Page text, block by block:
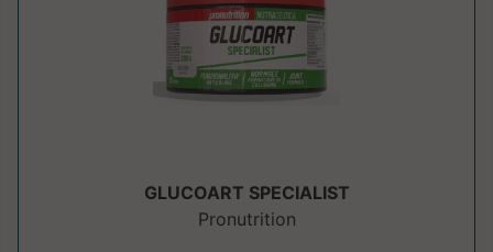
GLUCOART SPECIALIST
Pronutrition